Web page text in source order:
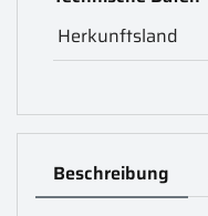
Herkunftsland
Beschreibung